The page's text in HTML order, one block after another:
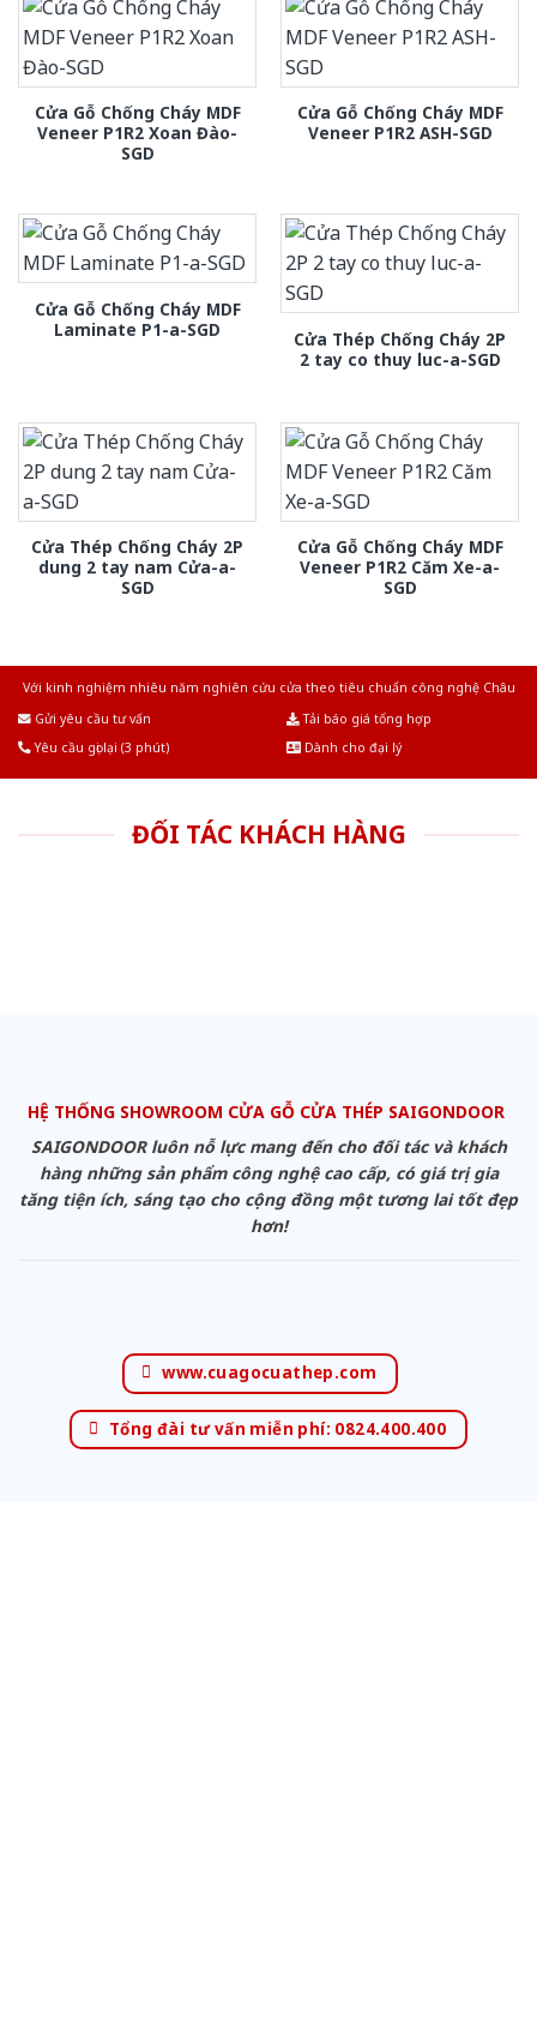
Cửa Gỗ Chống Cháy MDF
Veneer P1R2 Xoan Đào-
SGD
Cửa Gỗ Chống Cháy MDF
Veneer P1R2 ASH-SGD
Cửa Gỗ Chống Cháy MDF
Laminate P1-a-SGD
Cửa Thép Chống Cháy 2P
2 tay co thuy luc-a-SGD
Cửa Thép Chống Cháy 2P
dung 2 tay nam Cửa-a-
SGD
Cửa Gỗ Chống Cháy MDF
Veneer P1R2 Căm Xe-a-
SGD
Với kinh nghiệm nhiêu năm nghiên cứu cửa theo tiêu chuẩn công nghệ Châu
Gửi yêu cầu tư vấn
Tải báo giá tổng hợp
Yêu cầu gọi lại (3 phút)
Dành cho đại lý
ĐỐI TÁC KHÁCH HÀNG
HỆ THỐNG SHOWROOM CỬA GỖ CỬA THÉP SAIGONDOOR
SAIGONDOOR luôn nỗ lực mang đến cho đối tác và khách
hàng những sản phẩm công nghệ cao cấp, có giá trị gia
tăng tiện ích, sáng tạo cho cộng đồng một tương lai tốt đẹp
hơn!
www.cuagocuathep.com
Tổng đài tư vấn miễn phí: 0824.400.400